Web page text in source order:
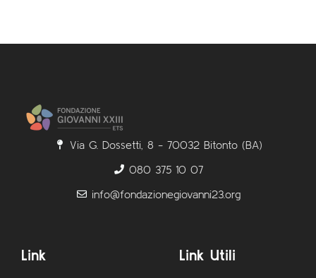
Via G. Dossetti, 8 - 70032 Bitonto (BA)
080 375 10 07
info@fondazionegiovanni23.org
Link Link Utili